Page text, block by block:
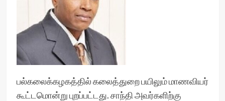
பல்கலைக்கழகத்தில் கலைத்துறை பயிலும் மாணவியர்
கூட்டமொன்று புறப்பட்டது. சாந்தி அவர்களிற்கு